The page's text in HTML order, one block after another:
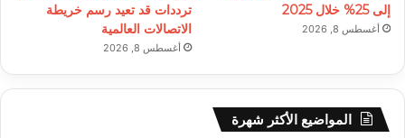
إلى 25% خلال 2025
أغسطس 8, 2026
ترددات قد تعيد رسم خريطة
الاتصالات العالمية
أغسطس 8, 2026
المواضيع الأكثر شهرة